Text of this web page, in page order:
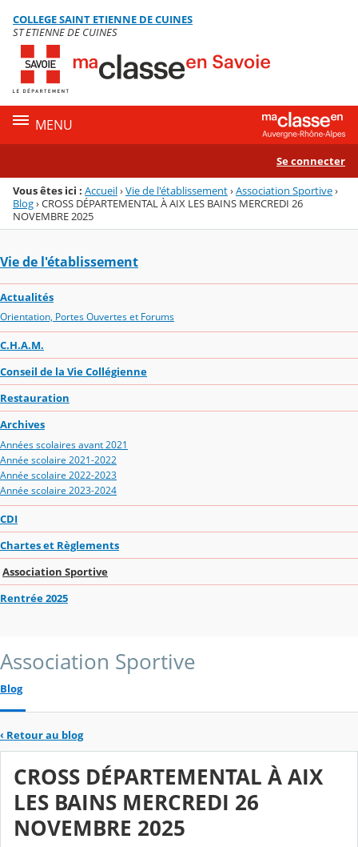
Menu de la rubrique
Contenu
COLLEGE SAINT ETIENNE DE CUINES
ST ETIENNE DE CUINES
MENU
Se connecter
Vous êtes ici : Accueil›Vie de l'établissement›Association Sportive›
Blog›CROSS DÉPARTEMENTAL À AIX LES BAINS MERCREDI 26
NOVEMBRE 2025
Vie de l'établissement
Actualités
Orientation, Portes Ouvertes et Forums
C.H.A.M.
Conseil de la Vie Collégienne
Restauration
Archives
Années scolaires avant 2021
Année scolaire 2021-2022
Année scolaire 2022-2023
Année scolaire 2023-2024
CDI
Chartes et Règlements
Association Sportive
Rentrée 2025
Association Sportive
Blog
‹ Retour au blog
CROSS DÉPARTEMENTAL À AIX
LES BAINS MERCREDI 26
NOVEMBRE 2025